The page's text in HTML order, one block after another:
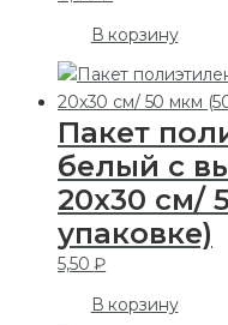
В корзину
Пакет
белый с
20х30 см/
упаковке)
5,50₽
В корзину